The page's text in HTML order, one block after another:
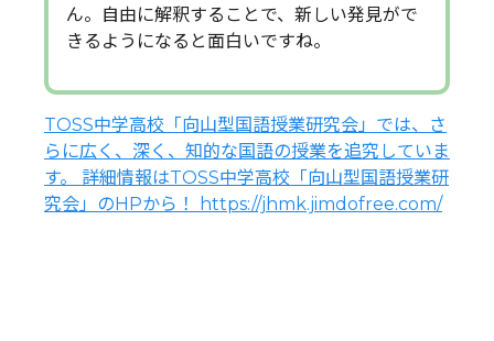
ん。自由に解釈することで、新しい発見がで
きるようになると面白いですね。
TOSS中学高校「向山型国語授業研究会」では、さ
らに広く、深く、知的な国語の授業を追究していま
す。 詳細情報はTOSS中学高校「向山型国語授業研
究会」のHPから！ https://jhmk.jimdofree.com/